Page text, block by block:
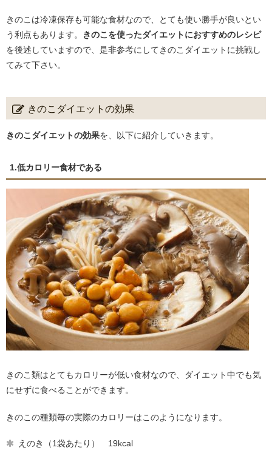
きのこは冷凍保存も可能な食材なので、とても使い勝手が良いとい
う利点もあります。
きのこを使ったダイエットにおすすめのレシピ
を後述していますので、是非参考にしてきのこダイエットに挑戦し
てみて下さい。
きのこダイエットの効果
きのこダイエットの効果を、以下に紹介していきます。
1.低カロリー食材である
きのこ類はとてもカロリーが低い食材なので、ダイエット中でも気
にせずに食べることができます。
きのこの種類毎の実際のカロリーはこのようになります。
えのき（1袋あたり） 19kcal